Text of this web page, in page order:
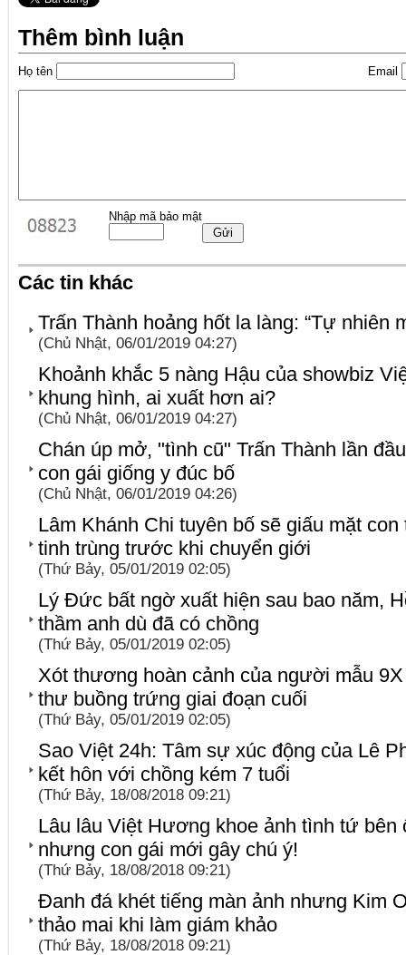
Thêm bình luận
Họ tên Email
Nhập mã bảo mật
Các tin khác
Trấn Thành hoảng hốt la làng: “Tự nhiên
(Chủ Nhật, 06/01/2019 04:27)
Khoảnh khắc 5 nàng Hậu của showbiz
khung hình, ai xuất hơn ai?
(Chủ Nhật, 06/01/2019 04:27)
Chán úp mở, "tình cũ" Trấn Thành lần
con gái giống y đúc bố
(Chủ Nhật, 06/01/2019 04:26)
Lâm Khánh Chi tuyên bố sẽ giấu mặt
tinh trùng trước khi chuyển giới
(Thứ Bảy, 05/01/2019 02:05)
Lý Đức bất ngờ xuất hiện sau bao năm,
thầm anh dù đã có chồng
(Thứ Bảy, 05/01/2019 02:05)
Xót thương hoàn cảnh của người mẫu
thư buồng trứng giai đoạn cuối
(Thứ Bảy, 05/01/2019 02:05)
Sao Việt 24h: Tâm sự xúc động của Lê
kết hôn với chồng kém 7 tuổi
(Thứ Bảy, 18/08/2018 09:21)
Lâu lâu Việt Hương khoe ảnh tình tứ bên
nhưng con gái mới gây chú ý!
(Thứ Bảy, 18/08/2018 09:21)
Đanh đá khét tiếng màn ảnh nhưng Kim
thảo mai khi làm giám khảo
(Thứ Bảy, 18/08/2018 09:21)